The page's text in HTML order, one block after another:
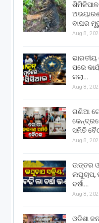
ବାଘର
Aug 8,
ପରେ
କଲା…
Aug 8,
ଗଣିଆ
ସମିତି
Aug 8,
ଉତ୍ତର
ବର୍ଷା…
Aug 8,
ଓଡିଶା